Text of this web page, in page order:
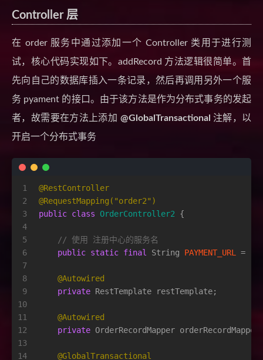
Controller 层
在 order 服务中通过添加一个 Controller 类用于进行测
试，核心代码实现如下。addRecord 方法逻辑很简单。首
先向自己的数据库插入一条记录，然后再调用另外一个服
务 pyament 的接口。由于该方法是作为分布式事务的发起
者，故需要在方法上添加 @GlobalTransactional 注解，以
开启一个分布式事务
1
2
3
4
5
6
7
8
9
10
11
12
13
14
@RestController
@RequestMapping("order2")
public class OrderController2 {
// 使用 注册中心的服务名
public static final String PAYMENT_URL =
@Autowired
private RestTemplate restTemplate;
@Autowired
private OrderRecordMapper
@GlobalTransactional